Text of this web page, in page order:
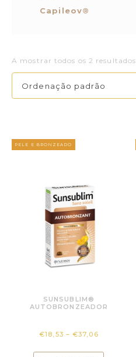
A mostrar todos os 2 resultados
Ordenação padrão
PELE E BRONZEADO
SUNSUBLIM®
AUTOBRONZEADOR
€18,53 – €37,06
Capileov®